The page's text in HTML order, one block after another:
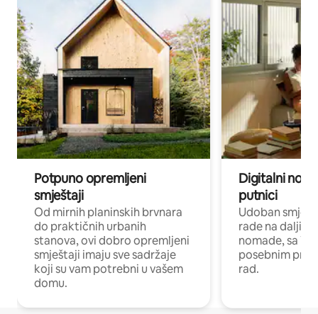
Potpuno opremljeni
smještaji
Od mirnih planinskih brvnara
do praktičnih urbanih
stanova, ovi dobro opremljeni
smještaji imaju sve sadržaje
koji su vam potrebni u vašem
domu.
Digitalni
putnici
Udoban
rade na
nomade, sa
posebnim
rad.